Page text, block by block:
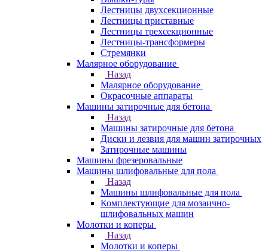
Лестницы двухсекционные
Лестницы приставные
Лестницы трехсекционные
Лестницы-трансформеры
Стремянки
Малярное оборудование
Назад
Малярное оборудование
Окрасочные аппараты
Машины затирочные для бетона
Назад
Машины затирочные для бетона
Диски и лезвия для машин затирочных
Затирочные машины
Машины фрезеровальные
Машины шлифовальные для пола
Назад
Машины шлифовальные для пола
Комплектующие для мозаично-
шлифовальных машин
Молотки и коперы
Назад
Молотки и коперы